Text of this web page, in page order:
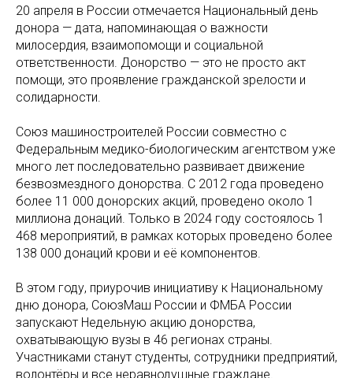
20 апреля в России отмечается Национальный день
донора — дата, напоминающая о важности
милосердия, взаимопомощи и социальной
ответственности. Донорство — это не просто акт
помощи, это проявление гражданской зрелости и
солидарности.
Союз машиностроителей России совместно с
Федеральным медико-биологическим агентством уже
много лет последовательно развивает движение
безвозмездного донорства. С 2012 года проведено
более 11 000 донорских акций, проведено около 1
миллиона донаций. Только в 2024 году состоялось 1
468 мероприятий, в рамках которых проведено более
138 000 донаций крови и её компонентов.
В этом году, приурочив инициативу к Национальному
дню донора, СоюзМаш России и ФМБА России
запускают Недельную акцию донорства,
охватывающую вузы в 46 регионах страны.
Участниками станут студенты, сотрудники предприятий,
волонтёры и все неравнодушные граждане.